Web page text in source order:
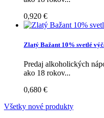
0,920 €
Zlatý Bažant 10% svetlé
Predaj alkoholických
ako 18 rokov...
0,680 €
Všetky nové produkty